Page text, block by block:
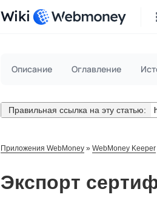
Wiki
Описание Оглавление
Правильная ссылка на эту статью:
Приложения WebMoney » WebMoney Keeper
Экспорт